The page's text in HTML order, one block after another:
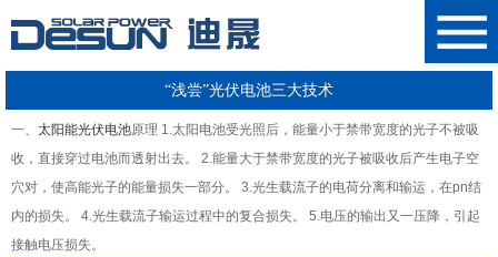
“浅尝”光伏电池三大技术
一、 太阳能光伏电池原理 1.太阳电池受光照后，能量小于禁带宽度的光子不被吸
收，直接穿过电池而透射出去。 2.能量大于禁带宽度的光子被吸收后产生电子空
穴对，使高能光子的能量损失一部分。 3.光生载流子的电荷分离和输运，在pn结
内的损失。 4.光生载流子输运过程中的复合损失。 5.电压的输出又一压降，引起
接触电压损失。